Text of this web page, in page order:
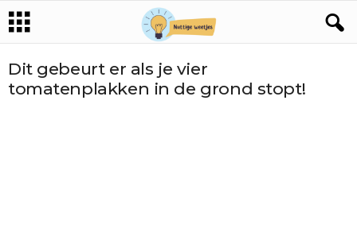
Dit gebeurt er als je vier
tomatenplakken in de grond stopt!